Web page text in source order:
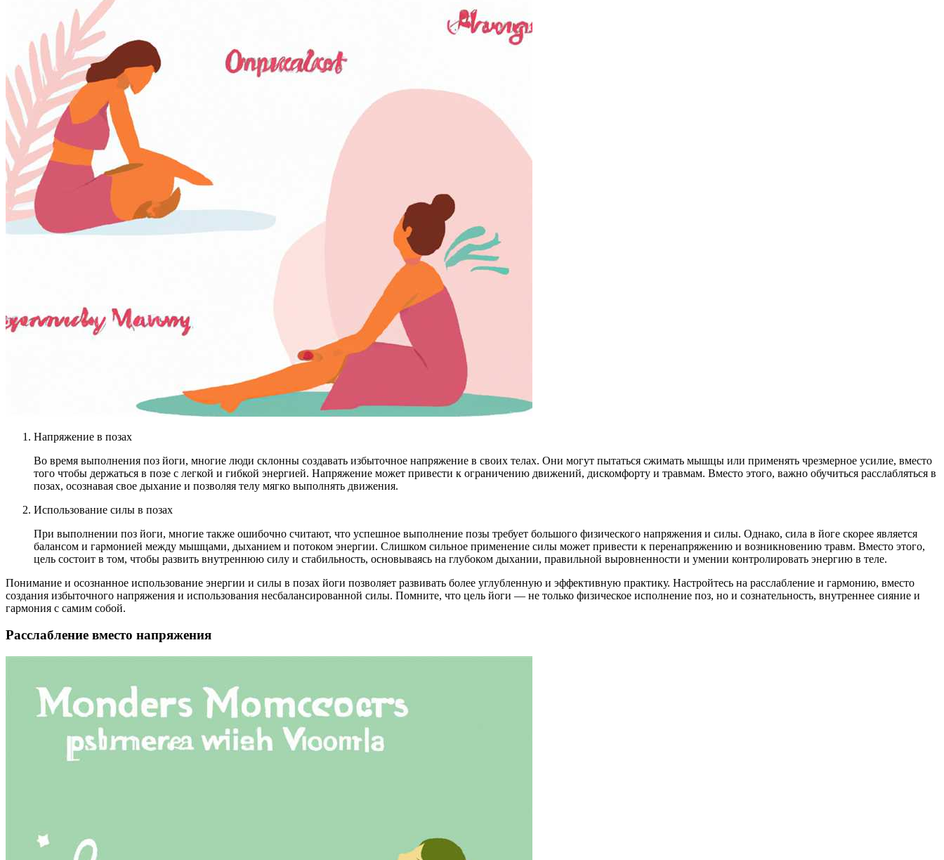
Напряжение в позах
Во время выполнения поз йоги, многие люди склонны создавать избыточное напряжение в своих телах. Они могут пытаться сжимать мышцы или применять чрезмерное усилие, вместо
того чтобы держаться в позе с легкой и гибкой энергией. Напряжение может привести к ограничению движений, дискомфорту и травмам. Вместо этого, важно обучиться расслабляться в
позах, осознавая свое дыхание и позволяя телу мягко выполнять движения.
Использование силы в позах
При выполнении поз йоги, многие также ошибочно считают, что успешное выполнение позы требует большого физического напряжения и силы. Однако, сила в йоге скорее является
балансом и гармонией между мышцами, дыханием и потоком энергии. Слишком сильное применение силы может привести к перенапряжению и возникновению травм. Вместо этого,
цель состоит в том, чтобы развить внутреннюю силу и стабильность, основываясь на глубоком дыхании, правильной выровненности и умении контролировать энергию в теле.
Понимание и осознанное использование энергии и силы в позах йоги позволяет развивать более углубленную и эффективную практику. Настройтесь на расслабление и гармонию, вместо
создания избыточного напряжения и использования несбалансированной силы. Помните, что цель йоги — не только физическое исполнение поз, но и сознательность, внутреннее сияние и
гармония с самим собой.
Расслабление вместо напряжения